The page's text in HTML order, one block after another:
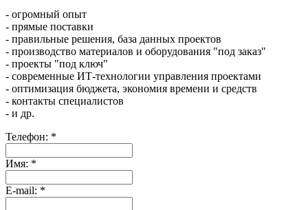
- огромный опыт
- прямые поставки
- правильные решения, база данных проектов
- производство материалов и оборудования "под заказ"
- проекты "под ключ"
- современные ИТ-технологии управления проектами
- оптимизация бюджета, экономия времени и средств
- контакты специалистов
- и др.
Телефон: *
Имя: *
E-mail: *